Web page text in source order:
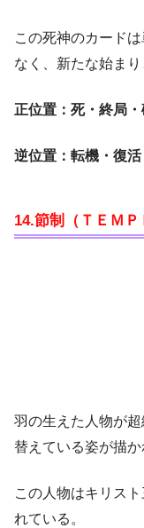
この死神のカード
なく、新たな始まり
正位置：死・終局
逆位置：転機・復
14.節制（ＴＥＭＰ
羽の生えた人物が
替えている姿が描か
この人物はキリス
れている。